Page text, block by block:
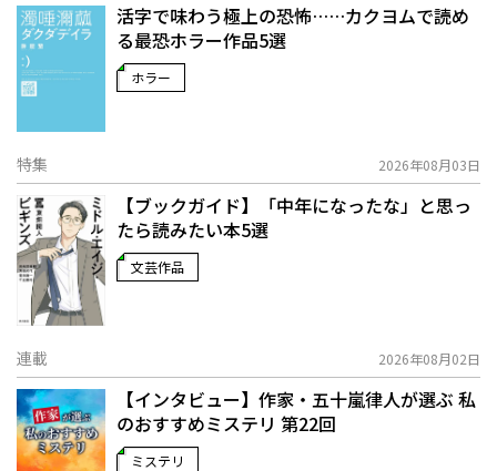
活字で味わう極上の恐怖……カクヨムで読め
る最恐ホラー作品5選
ホラー
特集 2026年08月03日
【ブックガイド】「中年になったな」と思っ
たら読みたい本5選
文芸作品
連載 2026年08月02日
【インタビュー】作家・五十嵐律人が選ぶ 私
のおすすめミステリ 第22回
ミステリ